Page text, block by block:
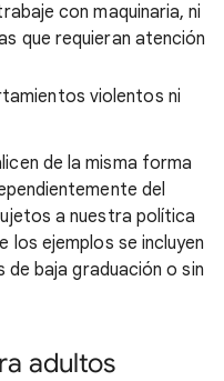
con maquinaria, ni
que requieran atención
violentos ni
de la misma forma
del
a nuestra política
los ejemplos se incluyen
baja graduación o sin
adultos